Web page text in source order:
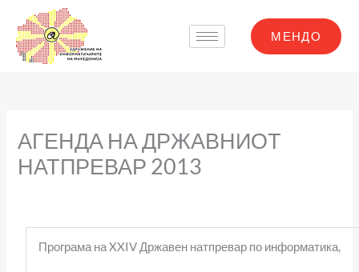
content
МЕНДО
АГЕНДА НА ДРЖАВНИОТ
НАТПРЕВАР 2013
Програма на XXIV Државен натпревар по информатика,